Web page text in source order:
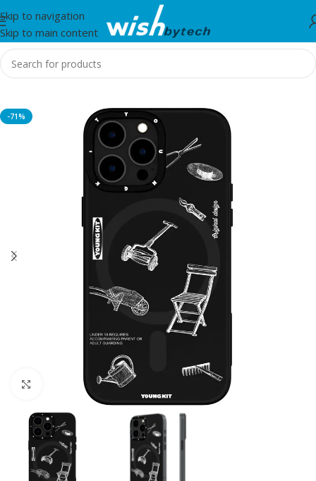
Skip to navigation
Skip to main content
Home/WiWu
-71%
Click to enlarge